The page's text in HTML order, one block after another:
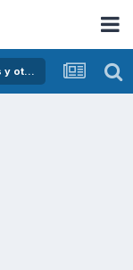
Concentraciones Nacionales, Quedadas, rodadas y otras crónicas del asfalto